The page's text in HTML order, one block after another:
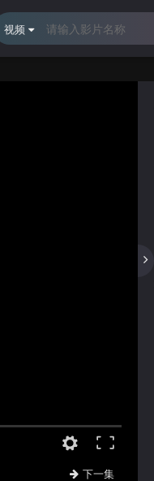
视频
下一集